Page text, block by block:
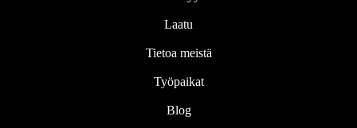
Laatu
Tietoa meistä
Työpaikat
Blog